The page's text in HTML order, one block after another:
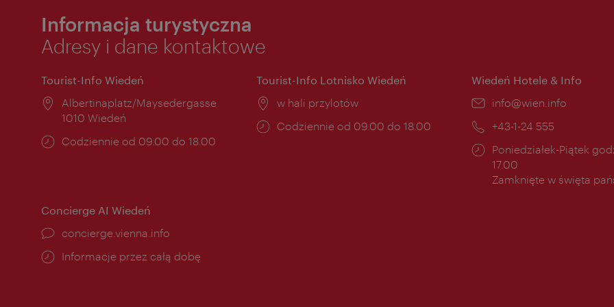
Informacja turystyczna
Adresy i dane kontaktowe
Tourist-Info Wiedeń
Miejsce:
Albertinaplatz/Maysedergasse
1010 Wiedeń
Godziny
Codziennie od 09.00 do 18.00
Tourist-Info Lotnisko Wiedeń
Miejsce:
w hali przylotów
Godziny
Codziennie od 09.00 do 18.00
Wiedeń Hotele & Info
E-
info@wien.info
Telefon:
+43-1-24 555
Godziny
otwarcia:
Poniedziałek-Piątek
17.00
Zamknięte w święta
Concierge AI Wiedeń
concierge.vienna.info
Informacje przez całą dobę